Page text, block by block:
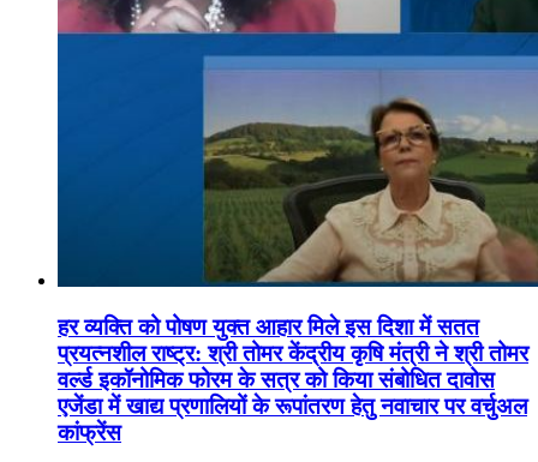
हर व्यक्ति को पोषण युक्त आहार मिले इस दिशा में सतत
प्रयत्नशील राष्ट्र: श्री तोमर केंद्रीय कृषि मंत्री ने श्री तोमर
वर्ल्ड इकॉनोमिक फोरम के सत्र को किया संबोधित दावोस
एजेंडा में खाद्य प्रणालियों के रूपांतरण हेतु नवाचार पर वर्चुअल
कांफ्रेंस